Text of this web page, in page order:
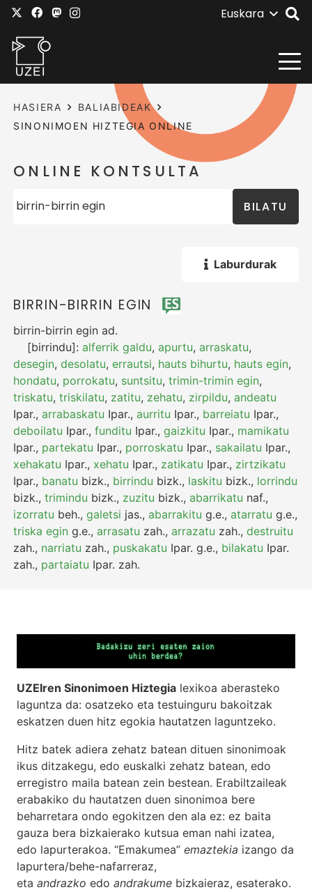
Euskara
HASIERA
BALIABIDEAK
SINONIMOEN HIZTEGIA ONLINE
ONLINE KONTSULTA
BILATU
Laburdurak
BIRRIN-BIRRIN EGIN
birrin-birrin egin ad.
[birrindu]:alferrik galdu,apurtu,arraskatu,
desegin,desolatu,errautsi, hauts bihurtu, hauts egin,
hondatu, porrokatu, suntsitu,trimin-trimin egin,
triskatu,triskilatu, zatitu, zehatu, zirpildu,andeatu
Ipar.,arrabaskatu Ipar.,aurritu Ipar., barreiatu Ipar.,
deboilatu Ipar.,funditu Ipar.,gaizkitu Ipar., mamikatu
Ipar., partekatu Ipar., porroskatu Ipar., sakailatu Ipar.,
xehakatu Ipar., xehatu Ipar., zatikatu Ipar., zirtzikatu
Ipar., banatu bizk., birrindu bizk., laskitu bizk., lorrindu
bizk.,trimindu bizk., zuzitu bizk.,abarrikatu naf.,
izorratu beh.,galetsi jas.,abarrakitu g.e.,atarratu g.e.,
triska egin g.e.,arrasatu zah.,arrazatu zah.,destruitu
zah., narriatu zah., puskakatu Ipar. g.e., bilakatu Ipar.
zah., partaiatu Ipar. zah.
UZEIren Sinonimoen Hiztegia lexikoa aberasteko
laguntza da: osatzeko eta testuinguru bakoitzak
eskatzen duen hitz egokia hautatzen laguntzeko.
Hitz batek adiera zehatz batean dituen sinonimoak
ikus ditzakegu, edo euskalki zehatz batean, edo
erregistro maila batean zein bestean. Erabiltzaileak
erabakiko du hautatzen duen sinonimoa bere
beharretara ondo egokitzen den ala ez: ez baita
gauza bera bizkaierako kutsua eman nahi izatea,
edo lapurterakoa. “Emakumea” emaztekia izango da
lapurtera/behe-nafarreraz,
eta andrazko edo andrakume bizkaieraz, esaterako.